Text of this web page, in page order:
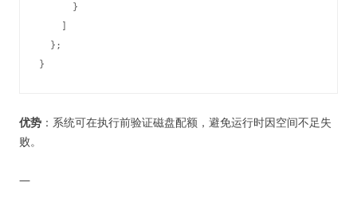
      }
  };
优势 ：系统可在执行前验证磁盘配额，避免运行时因空间不足失
败。
—